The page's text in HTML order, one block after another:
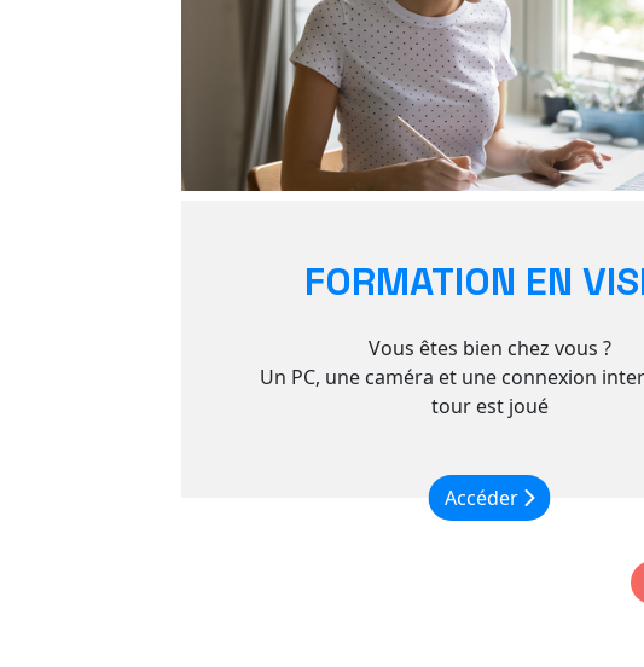
FORMATION EN
Vous êtes bien chez vous ?
Un PC, une caméra et une connexion
tour est joué
Accéder